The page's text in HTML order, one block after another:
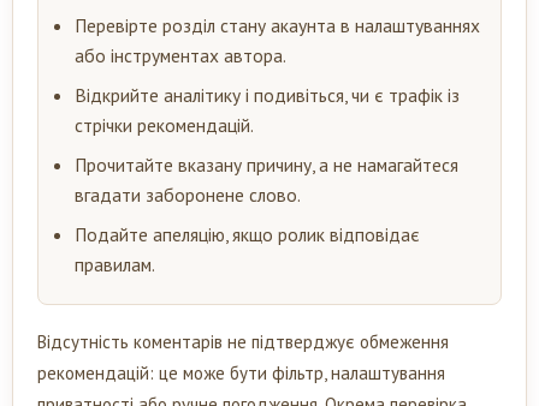
Перевірте розділ стану акаунта в налаштуваннях
або інструментах автора.
Відкрийте аналітику і подивіться, чи є трафік із
стрічки рекомендацій.
Прочитайте вказану причину, а не намагайтеся
вгадати заборонене слово.
Подайте апеляцію, якщо ролик відповідає
правилам.
Відсутність коментарів не підтверджує обмеження
рекомендацій: це може бути фільтр, налаштування